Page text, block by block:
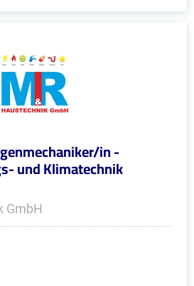
in -
und Klimatechnik
GmbH